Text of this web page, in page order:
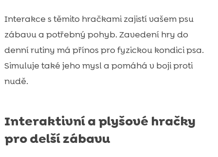
Interakce s těmito hračkami zajistí vašem psu
zábavu a potřebný pohyb. Zavedení hry do
denní rutiny má přínos pro fyzickou kondici psa.
Simuluje také jeho mysl a pomáhá v boji proti
nudě.
Interaktivní a plyšové hračky
pro delší zábavu